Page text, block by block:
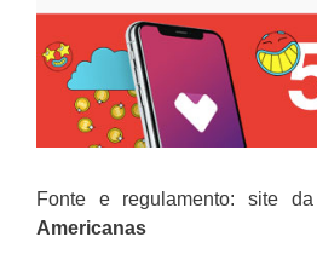
Fonte e regulamento: site da
Americanas